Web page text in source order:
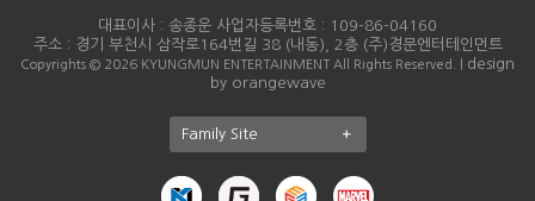
대표이사 : 송종운 사업자등록번호 : 109-86-04160
주소 : 경기 부천시 삼작로164번길 38 (내동), 2층 (주)경문엔터테인먼트
Copyrights © 2026 KYUNGMUN ENTERTAINMENT All Rights Reserved. | design
by orangewave
Family Site